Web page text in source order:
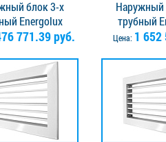
блок 3-х
Energolux
c
771.39 руб.
Наружный
трубный
Цена: 1 652